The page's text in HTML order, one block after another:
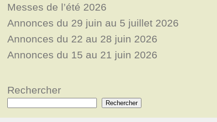
Messes de l’été 2026
Annonces du 29 juin au 5 juillet 2026
Annonces du 22 au 28 juin 2026
Annonces du 15 au 21 juin 2026
Rechercher
Rechercher